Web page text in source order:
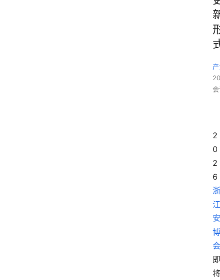
2
0
2
6
浙
江
安
博
会
即
将